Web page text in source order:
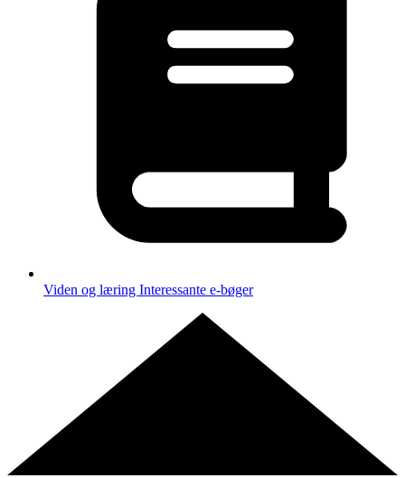
Viden og læring Interessante e-bøger